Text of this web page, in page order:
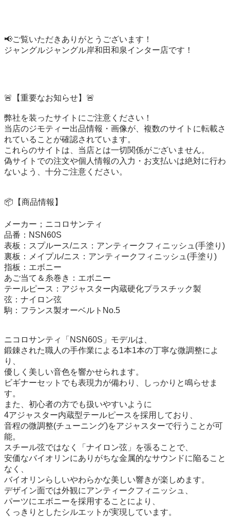
📢ご覧いただきありがとうございます！
ジャングルジャングル岸和田和泉インター店です！
🚨【重要なお知らせ】🚨
弊社を装ったサイトにご注意ください！
当店のジモティー出品情報・画像が、複数のサイトに転載さ
れていることが確認されています。
これらのサイトは、当店とは一切関係がございません。
偽サイトでの注文や個人情報の入力・お支払いは絶対に行わ
ないよう、十分ご注意ください。
📦【商品情報】
メーカー；ニコロサンティ
品番：NSN60S
表板：スプルース/ニス：アンティークフィニッシュ(手塗り)
裏板：メイプル/ニス：アンティークフィニッシュ(手塗り)
指板：エボニー
あご当て＆糸巻き：エボニー
テールピース：アジャスター内蔵硬化プラスチック製
弦：ナイロン弦
駒：フランス製オーベルトNo.5
ニコロサンティ「NSN60S」モデルは、
鍛錬された職人の手作業による1本1本の丁寧な微調整によ
り、
優しく美しい音色を響かせられます。
ビギナーセットでも表現力が備わり、しっかりと鳴らせま
す。
また、初心者の方でも扱いやすいように
4アジャスター内蔵型テールピースを採用しており、
音程の微調整(チューニング)をアジャスターで行うことが可
能。
スチール弦ではなく「ナイロン弦」を張ることで、
安価なバイオリンにありがちな金属的なサウンドに陥ること
なく、
バイオリンらしいやわらかな美しい響きが楽しめます。
デザイン面では外観にアンティークフィニッシュ、
パーツにエボニーを採用することにより、
くっきりとしたシルエットが実現しています。